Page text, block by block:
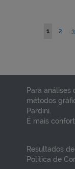
Página
Você
1 Página
2 3
Para análises
métodos
Pardini.
É mais
Resultados
Política de